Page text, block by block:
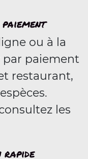
ou à la
par paiement
restaurant,
les